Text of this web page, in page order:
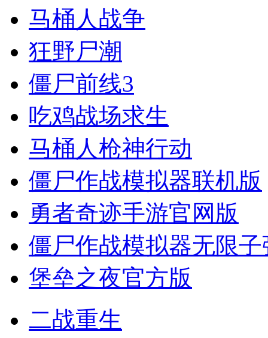
马桶人战争
狂野尸潮
僵尸前线3
吃鸡战场求生
马桶人枪神行动
僵尸作战模拟器联机版
勇者奇迹手游官网版
僵尸作战模拟器无限子
堡垒之夜官方版
二战重生